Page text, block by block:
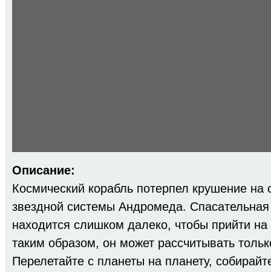
Описание:
Космический корабль потерпел крушение на
звездной системы Андромеда.
находится слишком далеко, чтобы прийти
таким образом, он может рассчитывать
Перелетайте с планеты на планету,